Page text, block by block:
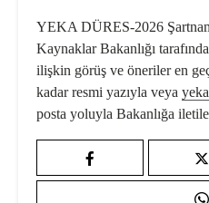
YEKA DÜRES-2026
Kaynaklar Bakanlığı
ilişkin görüş ve öneriler en
kadar resmi yazıyla veya
posta yoluyla Bakanlığa